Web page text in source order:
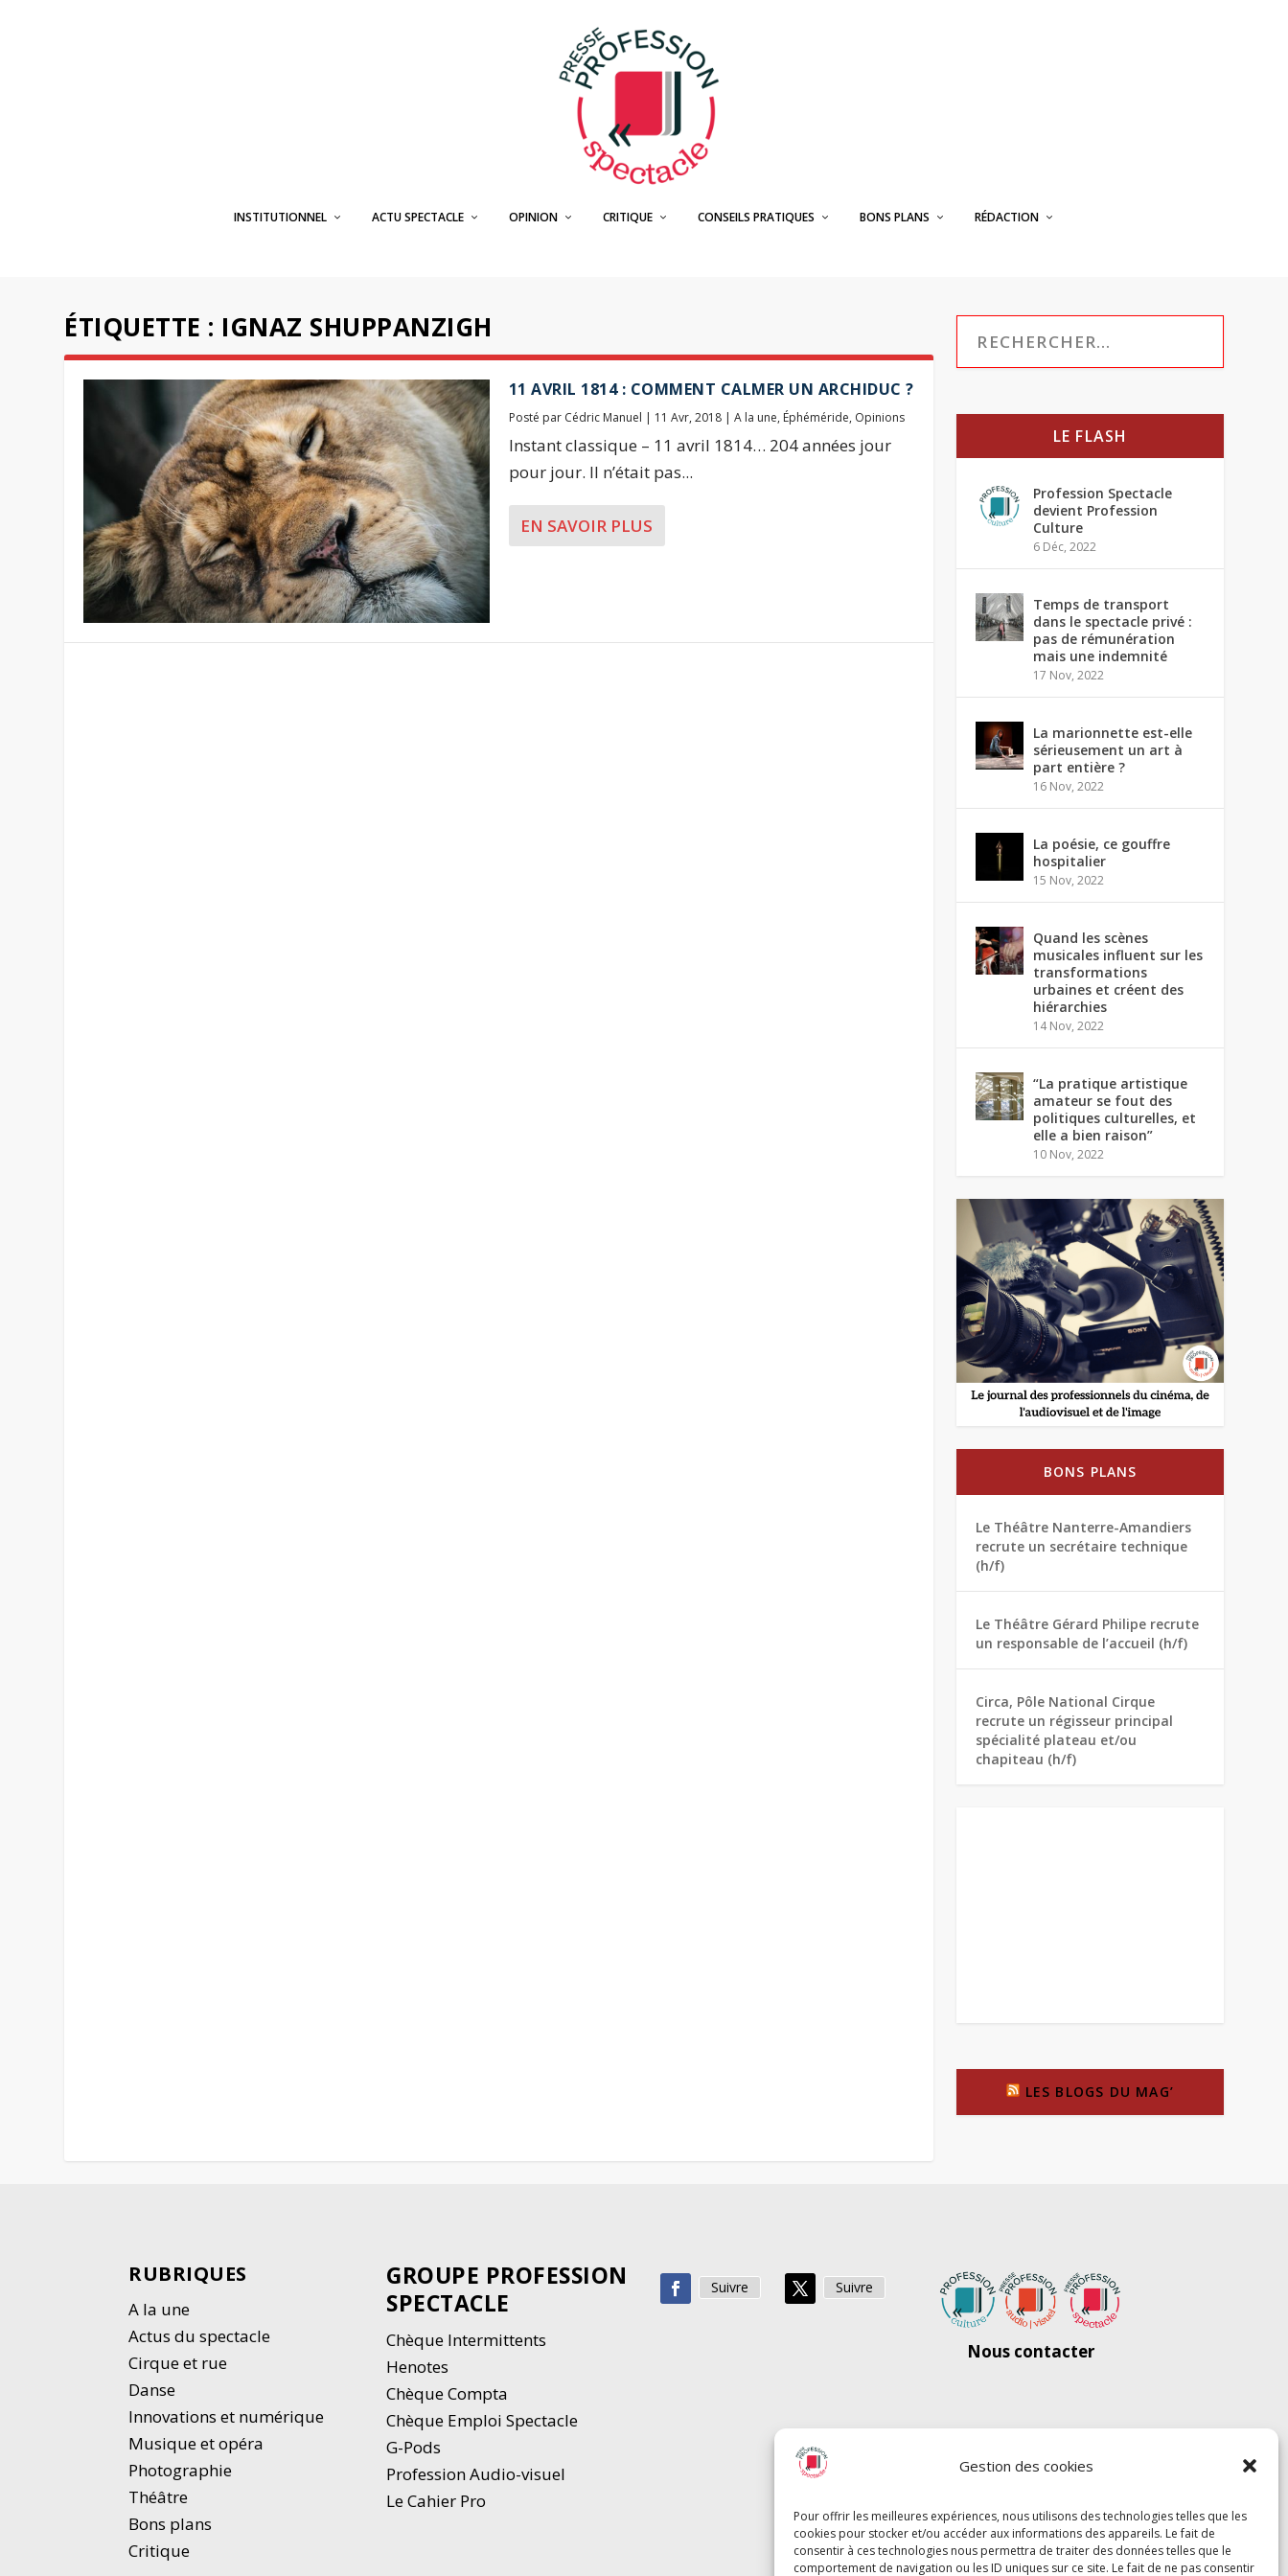
Gestion des cookies
Pour offrir les meilleures expériences, nous utilisons des technologies telles que les
cookies pour stocker et/ou accéder aux informations des appareils. Le fait de
consentir à ces technologies nous permettra de traiter des données telles que le
comportement de navigation ou les ID uniques sur ce site. Le fait de ne pas consentir
INSTITUTIONNEL ACTU SPECTACLE OPINION CRITIQUE CONSEILS PRATIQUES BONS PLANS RÉDACTION
ÉTIQUETTE : IGNAZ SHUPPANZIGH
11 AVRIL 1814 : COMMENT CALMER UN ARCHIDUC ?
Posté par Cédric Manuel | 11 Avr, 2018| A la une, Éphéméride, Opinions
Instant classique – 11 avril 1814… 204 années jour
pour jour. Il n’était pas...
EN SAVOIR PLUS
LE FLASH
Profession Spectacle
devient Profession
Culture
6 Déc, 2022
Temps de transport
dans le spectacle privé :
pas de rémunération
mais une indemnité
17 Nov, 2022
La marionnette est-elle
sérieusement un art à
part entière ?
16 Nov, 2022
La poésie, ce gouffre
hospitalier
15 Nov, 2022
Quand les scènes
musicales influent sur les
transformations
urbaines et créent des
hiérarchies
14 Nov, 2022
“La pratique artistique
amateur se fout des
politiques culturelles, et
elle a bien raison”
10 Nov, 2022
BONS PLANS
Le Théâtre Nanterre-Amandiers
recrute un secrétaire technique
(h/f)
Le Théâtre Gérard Philipe recrute
un responsable de l’accueil (h/f)
Circa, Pôle National Cirque
recrute un régisseur principal
spécialité plateau et/ou
chapiteau (h/f)
LES BLOGS DU MAG’
RUBRIQUES
A la une
Actus du spectacle
Cirque et rue
Danse
Innovations et numérique
Musique et opéra
Photographie
Théâtre
Bons plans
Critique
GROUPE PROFESSION
SPECTACLE
Chèque Intermittents
Henotes
Chèque Compta
Chèque Emploi Spectacle
G-Pods
Profession Audio-visuel
Le Cahier Pro
Suivre Suivre
Nous contacter